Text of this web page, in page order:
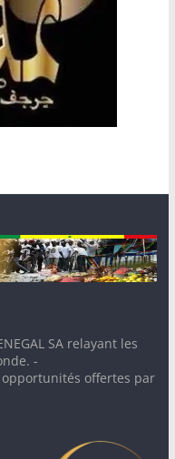
SA relayant les
-
opportunités offertes par